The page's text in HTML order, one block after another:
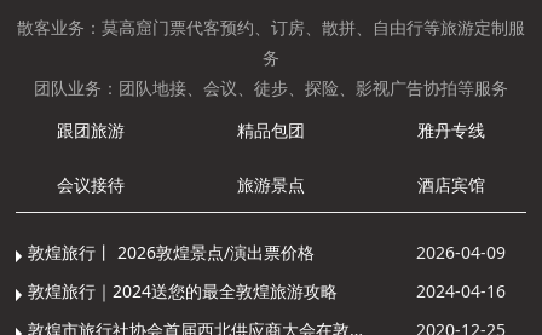
散客业务：莫高窟门票代客预约、订房、散拼、自由行等旅游定制服
务
团队业务：团队地接、会议、徒步、探险、影视广告协拍等服务
跟团旅游
精品包团 雅丹专线
会议接待 旅游景点 酒店宾馆
敦煌旅行丨 2026敦煌景点/演出票价格
2026-04-09
敦煌旅行｜2024送您的最全敦煌旅游攻略
2024-04-16
敦煌市旅行社协会首届西北供应商大会在敦煌召开
2020-12-25